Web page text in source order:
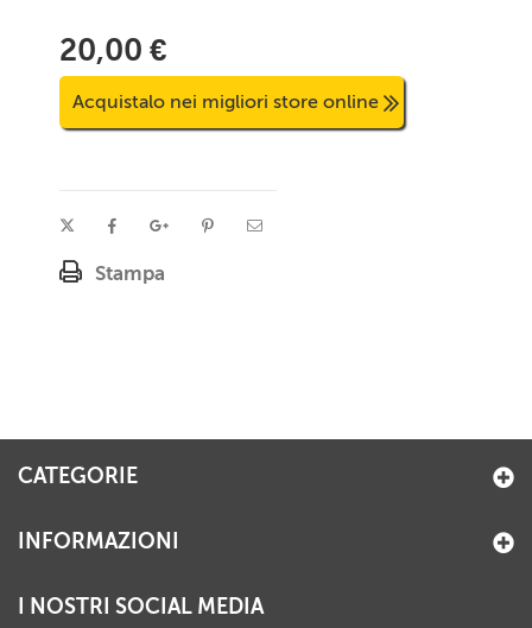
20,00 €
Acquistalo nei migliori store online
Stampa
CATEGORIE
INFORMAZIONI
I NOSTRI SOCIAL MEDIA